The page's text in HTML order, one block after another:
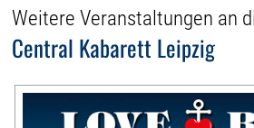
Weitere Veranstaltungen an
Central Kabarett Leipzig